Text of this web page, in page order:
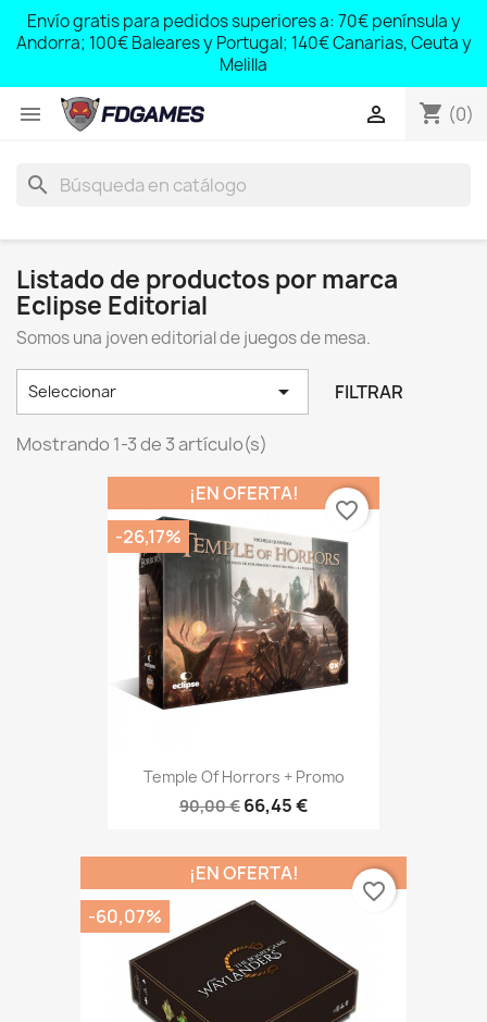
Envío gratis para pedidos superiores a: 70€ península y
Andorra; 100€ Baleares y Portugal; 140€ Canarias, Ceuta y
Melilla
 shopping_cart (0)

search
Listado de productos por marca
Eclipse Editorial
Somos una joven editorial de juegos de mesa.
Seleccionar  FILTRAR
Mostrando 1-3 de 3 artículo(s)
Temple Of Horrors + Promo
90,00 € 66,45 €
¡EN OFERTA!
-26,17%
favorite_border
¡EN OFERTA!
-60,07%
favorite_border